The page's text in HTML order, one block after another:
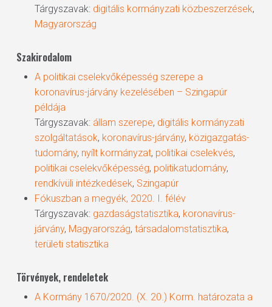
Tárgyszavak: digitális kormányzati közbeszerzések,
Magyarország
Szakirodalom
A politikai cselekvőképesség szerepe a
koronavírus-járvány kezelésében – Szingapúr
példája
Tárgyszavak: állam szerepe, digitális kormányzati
szolgáltatások, koronavírus-járvány, közigazgatás-
tudomány, nyílt kormányzat, politikai cselekvés,
politikai cselekvőképesség, politikatudomány,
rendkívüli intézkedések, Szingapúr
Fókuszban a megyék, 2020. I. félév
Tárgyszavak: gazdaságstatisztika, koronavírus-
járvány, Magyarország, társadalomstatisztika,
területi statisztika
Törvények, rendeletek
A Kormány 1670/2020. (X. 20.) Korm. határozata a